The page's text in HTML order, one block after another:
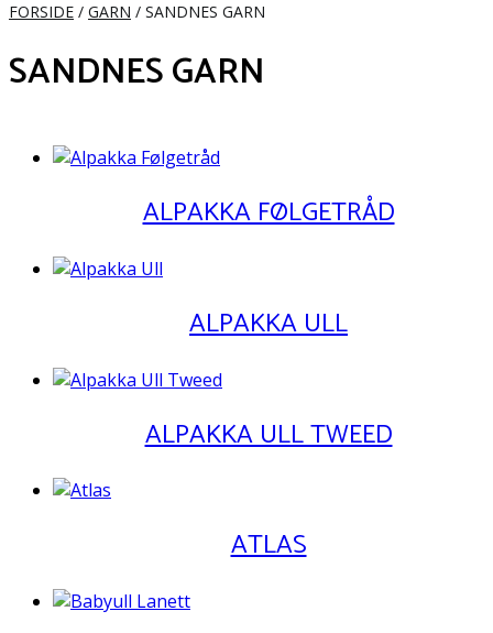
FORSIDE / GARN / SANDNES GARN
SANDNES GARN
ALPAKKA FØLGETRÅD
ALPAKKA ULL
ALPAKKA ULL TWEED
ATLAS